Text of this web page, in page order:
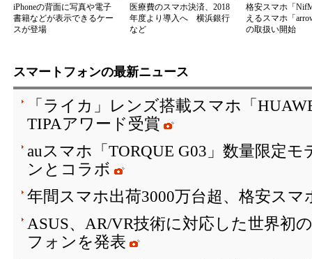
iPhoneの背面に写真や電子
書籍などが表示できるケー
スが登場
医療費のスマホ決済、2018
年度より導入へ 横浜銀行
など
格安スマホ「
えるスマホ「
の取扱い開始
スマートフォンの最新ニュース
「ライカ」レンズ搭載スマホ「
TIPAアワード受賞
auスマホ「TORQUE G03」数量限定
ンとコラボ
年間スマホ出荷3000万台超、格安スマ
ASUS、AR/VR技術に対応した世界初
フォンを発表